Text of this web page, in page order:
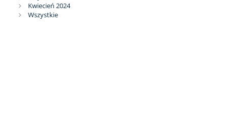
Kwiecień 2024
Wszystkie